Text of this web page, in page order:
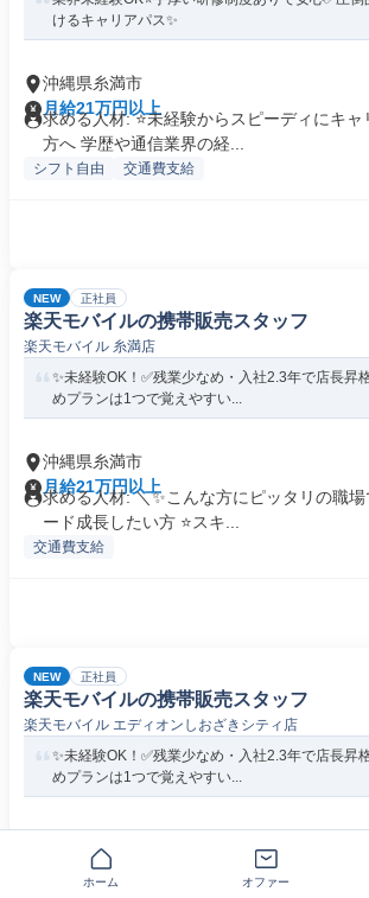
けるキャリアパス✨
沖縄県糸満市
月給21万円以上
求める人材: ⭐未経験からスピーディにキ
方へ 学歴や通信業界の経...
シフト自由 交通費支給
NEW 正社員
楽天モバイルの携帯販売スタッフ
楽天モバイル 糸満店
✨未経験OK！✅残業少なめ・入社2.3年で店長昇
めプランは1つで覚えやすい...
沖縄県糸満市
月給21万円以上
求める人材: ＼✨こんな方にピッタリの職場
ード成長したい方 ⭐スキ...
交通費支給
NEW 正社員
楽天モバイルの携帯販売スタッフ
楽天モバイル エディオンしおざきシティ店
✨未経験OK！✅残業少なめ・入社2.3年で店長昇
めプランは1つで覚えやすい...
月給21万円以上
求める人材: ＼✨こんな方にピッタリの職場
ホーム オファー